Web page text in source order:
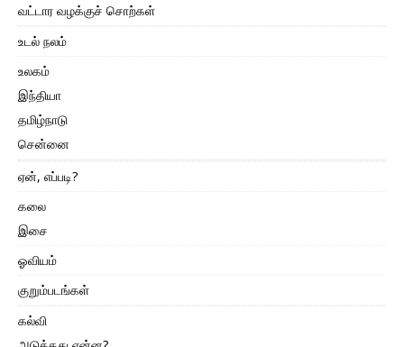
வட்டார வழக்குச் சொற்கள்
உடல் நலம்
உலகம்
இந்தியா
தமிழ்நாடு
சென்னை
ஏன், எப்படி?
கலை
இசை
ஓவியம்
குறும்படங்கள்
கல்வி